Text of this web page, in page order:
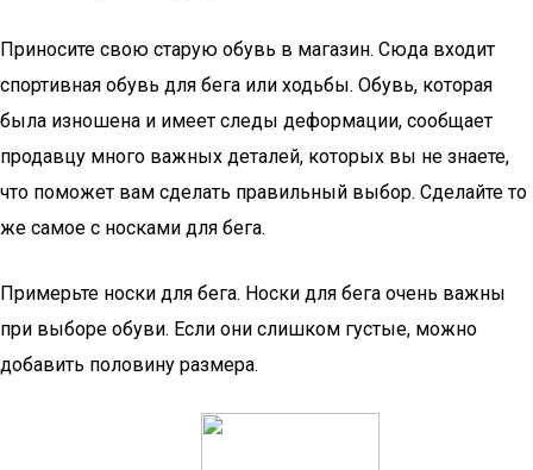
Приносите свою старую обувь в магазин. Сюда входит
спортивная обувь для бега или ходьбы. Обувь, которая
была изношена и имеет следы деформации, сообщает
продавцу много важных деталей, которых вы не знаете,
что поможет вам сделать правильный выбор. Сделайте то
же самое с носками для бега.
Примерьте носки для бега. Носки для бега очень важны
при выборе обуви. Если они слишком густые, можно
добавить половину размера.